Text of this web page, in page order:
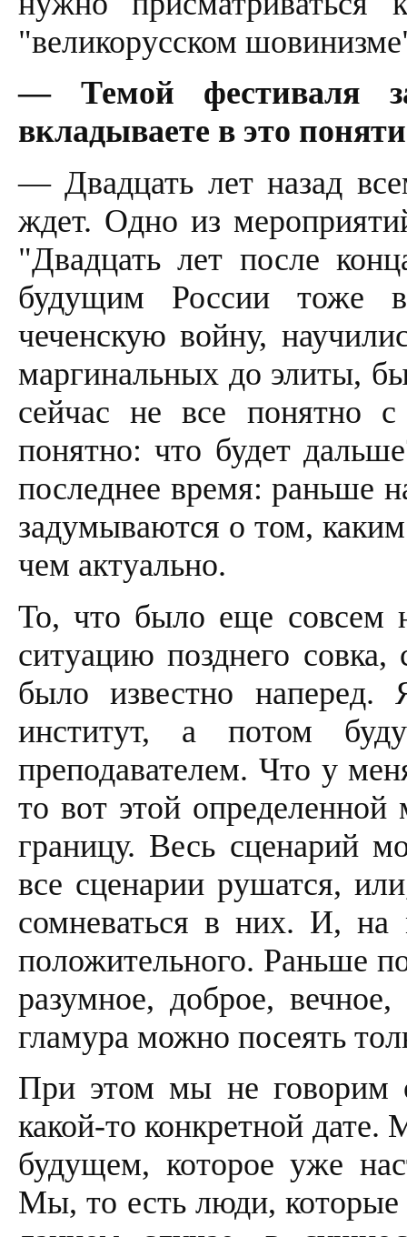
"великорусском
— Темой фестиваля
вкладываете в это
— Двадцать лет назад
ждет. Одно из
"Двадцать лет после
будущим России тоже
чеченскую войну,
маргинальных до элиты,
сейчас не все понятно
понятно: что будет
последнее время: раньше
задумываются о том,
чем актуально.
То, что было еще совсем
ситуацию позднего
было известно
институт, а потом
преподавателем. Что у
то вот этой определенной
границу. Весь сценарий
все сценарии рушатся,
сомневаться в них. И, на
положительного. Раньше
разумное, доброе,
гламура можно посеять
При этом мы не говорим
какой-то конкретной
будущем, которое уже
Мы, то есть люди, которые